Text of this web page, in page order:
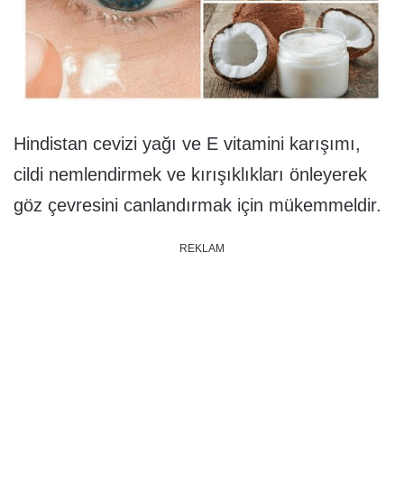
Hindistan cevizi yağı ve E vitamini karışımı,
cildi nemlendirmek ve kırışıklıkları önleyerek
göz çevresini canlandırmak için mükemmeldir.
REKLAM